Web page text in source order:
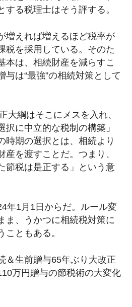
する税理士はそう評する。
増えれば増えるほど税率が
税を採用している。そのた
本は、相続財産を減らすこ
与は“最強”の相続対策として
綱はそこにメスを入れ、
択に中立的な税制の構築」
時期の選択とは、相続より
産を渡すことだ。つまり、
節税は是正する」という意
年1月1日からだ。ルール変
ま、うかつに相続税対策に
こともある。
生前贈与65年ぶり大改正
万円贈与の節税術の大変化